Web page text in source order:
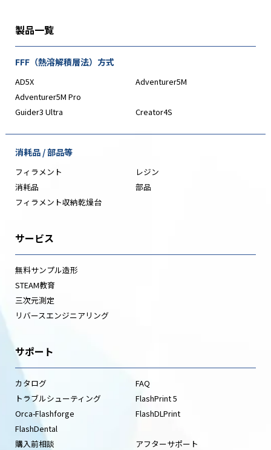
製品一覧
FFF（熱溶解積層法）方式
AD5X
Adventurer5M
Adventurer5M Pro
Guider3 Ultra
Creator4S
消耗品 / 部品等
フィラメント
レジン
消耗品
部品
フィラメント収納乾燥台
サービス
無料サンプル造形
STEAM教育
三次元測定
リバースエンジニアリング
サポート
カタログ
FAQ
トラブルシューティング
FlashPrint 5
Orca-Flashforge
FlashDLPrint
FlashDental
購入前相談
アフターサポート